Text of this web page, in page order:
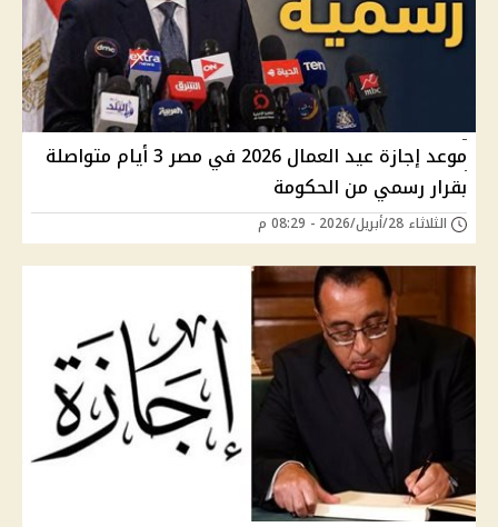
موعد إجازة عيد العمال 2026 في مصر 3 أيام متواصلة
بقرار رسمي من الحكومة
الثلاثاء 28/أبريل/2026 - 08:29 م